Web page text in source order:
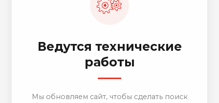
Ведутся технические
работы
Мы обновляем сайт, чтобы сделать поиск